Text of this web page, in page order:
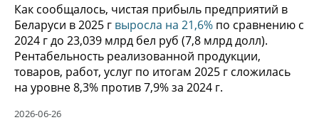
Как сообщалось, чистая прибыль предприятий в
Беларуси в 2025 г выросла на 21,6% по сравнению с
2024 г до 23,039 млрд бел руб (7,8 млрд долл).
Рентабельность реализованной продукции,
товаров, работ, услуг по итогам 2025 г сложилась
на уровне 8,3% против 7,9% за 2024 г.
2026-06-26